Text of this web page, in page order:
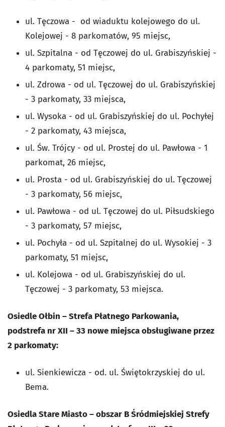
ul. Tęczowa - od wiaduktu kolejowego do ul.
Kolejowej - 8 parkomatów, 95 miejsc,
ul. Szpitalna - od Tęczowej do ul. Grabiszyńskiej -
4 parkomaty, 51 miejsc,
ul. Zdrowa - od ul. Tęczowej do ul. Grabiszyńskiej
- 3 parkomaty, 33 miejsca,
ul. Wysoka - od ul. Grabiszyńskiej do ul. Pochyłej
- 2 parkomaty, 43 miejsca,
ul. Św. Trójcy - od ul. Prostej do ul. Pawłowa - 1
parkomat, 26 miejsc,
ul. Prosta - od ul. Grabiszyńskiej do ul. Tęczowej
- 3 parkomaty, 56 miejsc,
ul. Pawłowa - od ul. Tęczowej do ul. Piłsudskiego
- 3 parkomaty, 57 miejsc,
ul. Pochyła - od ul. Szpitalnej do ul. Wysokiej - 3
parkomaty, 51 miejsc,
ul. Kolejowa - od ul. Grabiszyńskiej do ul.
Tęczowej - 3 parkomaty, 53 miejsca.
Osiedle Ołbin – Strefa Płatnego Parkowania,
podstrefa nr XII – 33 nowe miejsca obsługiwane przez
2 parkomaty:
ul. Sienkiewicza - od. ul. Świętokrzyskiej do ul.
Bema.
Osiedla Stare Miasto – obszar B Śródmiejskiej Strefy